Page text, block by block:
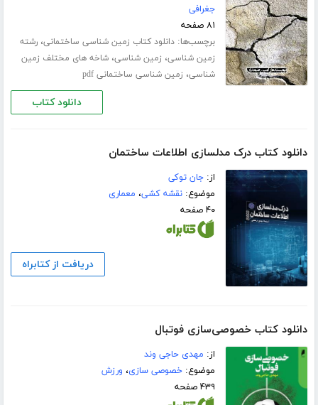
جغرافی
۸۱ صفحه
برچسب‌ها:دانلود کتاب زمین شناسی ساختمانی،رشته
زمین شناسی، زمین شناسی،شاخه های مختلف زمین
شناسی، زمین شناسی ساختمانی pdf
دانلود کتاب
دانلود کتاب درک مدلسازی اطلاعات ساختمان
از:جان توکی
موضوع:نقشه کشی، معماری
۴۰ صفحه
دریافت از کتابراه
دانلود کتاب خصوصی‌سازی فوتبال
از: مهدی حاجی وند
موضوع:خصوصی سازی، ورزش
۴۳۹ صفحه